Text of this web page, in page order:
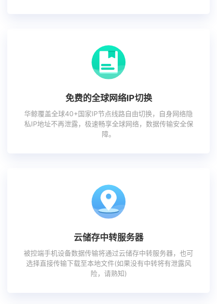
免费的全球网络IP切换
华鲸覆盖全球40+国家IP节点线路自由切换，自身网络隐
私IP地址不再泄露，极速畅享全球网络，数据传输安全保
障。
云储存中转服务器
被控端手机设备数据传输将通过云储存中转服务器，也可
选择直接传输下载至本地文件(如果没有中转将有泄露风
险，请熟知)